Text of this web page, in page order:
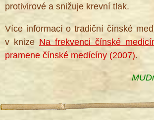
protivirové a snižuje krevní tlak.
Více informací o tradiční čínské
v knize Na frekvenci čínské
pramene čínské medícíny (2007).